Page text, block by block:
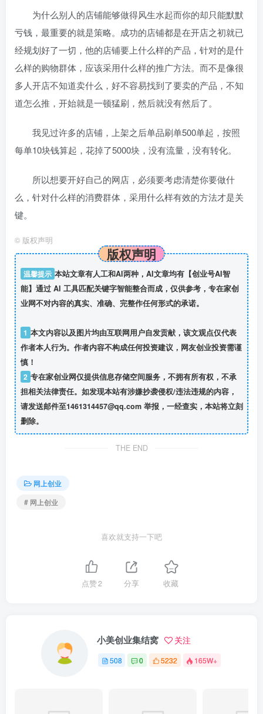
为什么别人的店铺能够做得风生水起而你的却只能默默
亏钱，最重要的就是策略。成功的店铺都是在开店之初就已
经规划好了一切，他的店铺要上什么样的产品，针对的是什
么样的购物群体，应该采用什么样的推广方法。而不是像很
多人开店不知道卖什么，好不容易找到了要卖的产品，不知
道怎么推，开始就是一顿猛刷，然后就没有然后了。
我见过许多的店铺，上架之后单品刷单500单起，按照
每单10块钱算起，花掉了5000块，没有流量，没有转化。
所以想要开好自己的网店，必须要考虑清楚你要做什
么，针对什么样的消费群体，采用什么样有效的方法才是关
键。
© 版权声明
版权声明
温馨提示 本站文章有人工和AI两种，AI文章均有【创业号AI智
能】通过 AI 工具匹配关键字智能整合而成，仅供参考，专在家创
业网不对内容的真实、准确、完整作任何形式的承诺。
1 本文内容以及图片均由互联网用户自发贡献，该文观点仅代表
作者本人行为。作者内容不构成任何投资建议，网友创业投资需谨
慎！
2 专在家创业网仅提供信息存储空间服务，不拥有所有权，不承
担相关法律责任。如发现本站有涉嫌抄袭侵权/违法违规的内容，
请发送邮件至1461314457@qq.com 举报，一经查实，本站将立刻
删除。
THE END
网上创业
# 网上创业
喜欢就支持一下吧
点赞2 分享 收藏
小美创业集结窝 关注
508 0 5232 165W+